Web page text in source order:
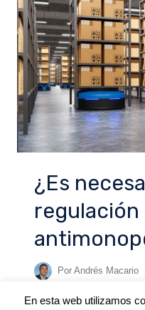
¿Es
regulación
Por Andrés Macario
En esta web utilizamos